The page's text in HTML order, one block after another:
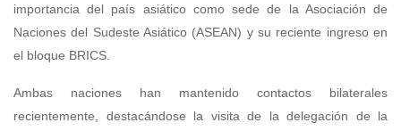
importancia del país asiático como sede de la Asociación de
Naciones del Sudeste Asiático (ASEAN) y su reciente ingreso en
el bloque BRICS.
Ambas naciones han mantenido contactos bilaterales
recientemente, destacándose la visita de la delegación de la